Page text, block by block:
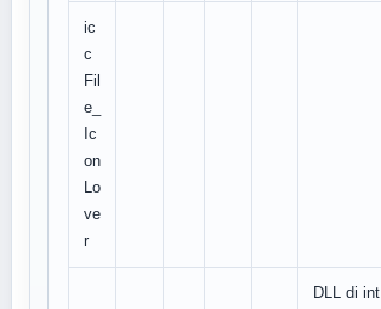
ic
c
Fil
e_
Ic
on
Lo
ve
r
DLL di int